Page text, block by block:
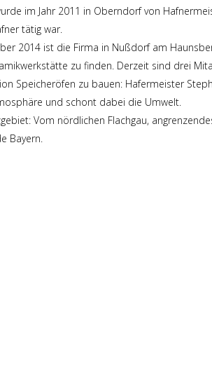
im Jahr 2011 in Oberndorf von
tätig war.
2014 ist die Firma in Nußdorf am
zu finden. Derzeit sind drei
Speicheröfen zu bauen: Hafermeister
und schont dabei die Umwelt.
Vom nördlichen Flachgau,
Bayern.